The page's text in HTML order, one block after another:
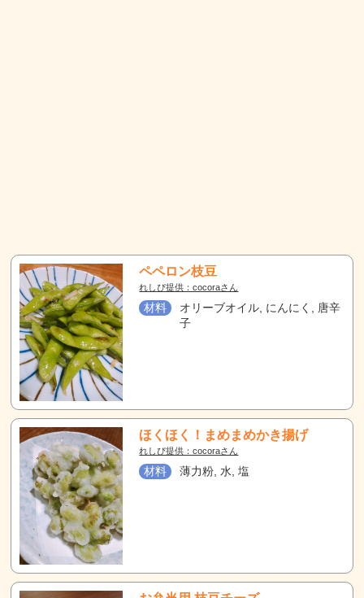
ペペロン枝豆
れしぴ提供：cocoraさん
材料
オリーブオイル, にんにく, 唐辛
子
ほくほく！まめまめかき揚げ
れしぴ提供：cocoraさん
材料 薄力粉, 水, 塩